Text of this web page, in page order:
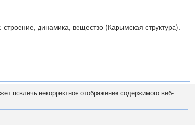
динамика, вещество (Карымская структура).
повлечь некорректное отображение содержимого веб-